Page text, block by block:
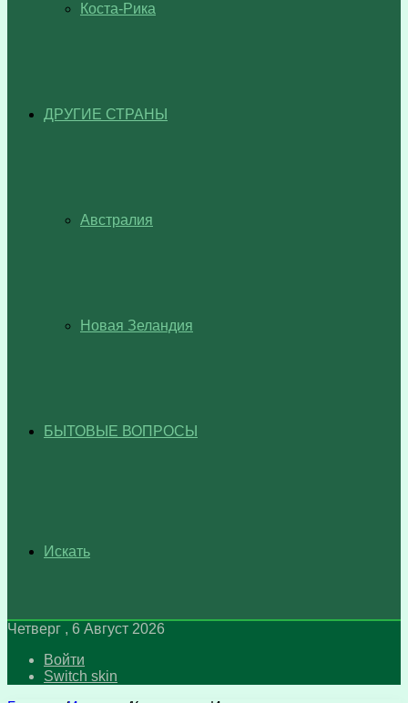
Коста-Рика
ДРУГИЕ СТРАНЫ
Австралия
Новая Зеландия
БЫТОВЫЕ ВОПРОСЫ
Искать
Четверг , 6 Август 2026
Войти
Switch skin